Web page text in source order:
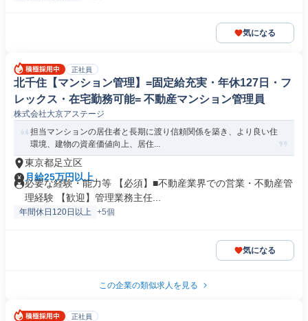
気になる
正社員
北千住【マンション管理】=固定給充実・年休127日・フ
レックス・在宅勤務可能= 不動産マンション管理員
株式会社大京アステージ
担当マンションの居住者と長期に渡り信頼関係を築き、より良い住
環境、建物の資産価値向上、居住...
東京都足立区
月給25万円以上
必要な経験・能力等 【必須】■不動産業界での営業・不動産管
理経験 【歓迎】管理業務主任...
年間休日120日以上 +5個
気になる
この企業の類似求人を見る
正社員